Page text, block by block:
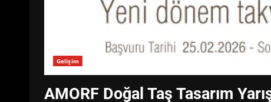
Gelişim
AMORF Doğal Taş Tasarım